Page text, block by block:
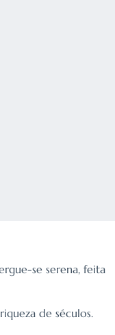
se serena, feita
de séculos.